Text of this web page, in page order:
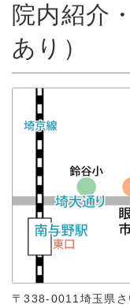
院内紹介
あり）
〒338-0011 埼玉県